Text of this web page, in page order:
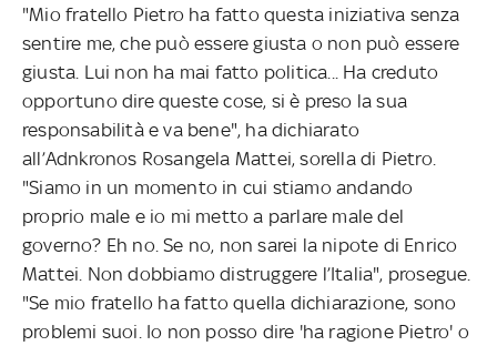
"Mio fratello Pietro ha fatto questa iniziativa senza
sentire me, che può essere giusta o non può essere
giusta. Lui non ha mai fatto politica... Ha creduto
opportuno dire queste cose, si è preso la sua
responsabilità e va bene", ha dichiarato
all’Adnkronos Rosangela Mattei, sorella di Pietro.
"Siamo in un momento in cui stiamo andando
proprio male e io mi metto a parlare male del
governo? Eh no. Se no, non sarei la nipote di Enrico
Mattei. Non dobbiamo distruggere l’Italia", prosegue.
"Se mio fratello ha fatto quella dichiarazione, sono
problemi suoi. Io non posso dire 'ha ragione Pietro' o